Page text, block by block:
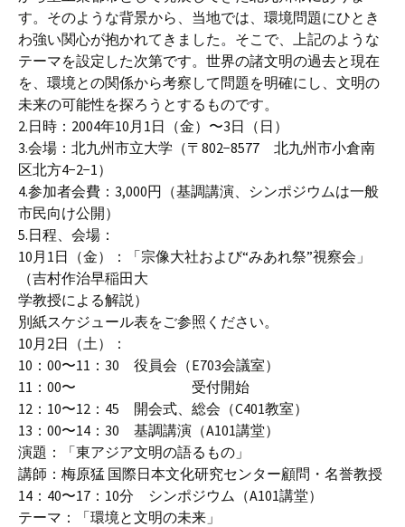
す。そのような背景から、当地では、環境問題にひとき
わ強い関心が抱かれてきました。そこで、上記のような
テーマを設定した次第です。世界の諸文明の過去と現在
を、環境との関係から考察して問題を明確にし、文明の
未来の可能性を探ろうとするものです。
2.日時：2004年10月1日（金）〜3日（日）
3.会場：北九州市立大学（〒802−8577 北九州市小倉南
区北方4−2−1）
4.参加者会費：3,000円（基調講演、シンポジウムは一般
市民向け公開）
5.日程、会場：
10月1日（金）：「宗像大社および“みあれ祭”視察会」
（吉村作治早稲田大
学教授による解説）
別紙スケジュール表をご参照ください。
10月2日（土）：
10：00〜11：30 役員会（E703会議室）
11：00〜 受付開始
12：10〜12：45 開会式、総会（C401教室）
13：00〜14：30 基調講演（A101講堂）
演題：「東アジア文明の語るもの」
講師：梅原猛 国際日本文化研究センター顧問・名誉教授
14：40〜17：10分 シンポジウム（A101講堂）
テーマ：「環境と文明の未来」